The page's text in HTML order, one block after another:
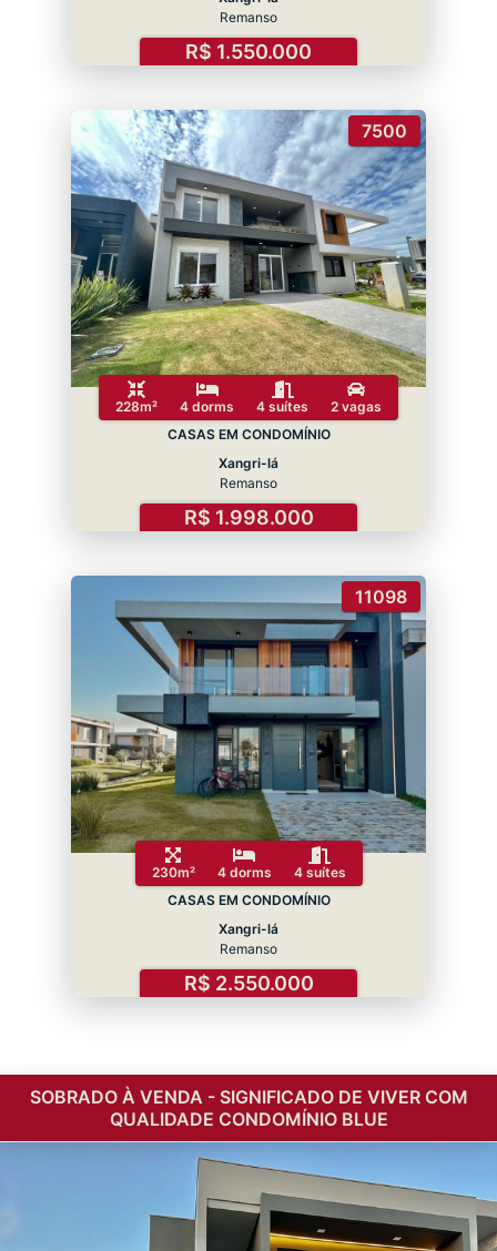
Remanso
R$ 1.550.000
7500
228m² 4 dorms 4 suítes
2 vagas
CASAS EM CONDOMÍNIO
Xangri-lá
Remanso
R$ 1.998.000
11098
230m² 4 dorms
4 suítes
CASAS EM CONDOMÍNIO
Xangri-lá
Remanso
R$ 2.550.000
SOBRADO À VENDA - SIGNIFICADO DE VIVER COM
QUALIDADE CONDOMÍNIO BLUE